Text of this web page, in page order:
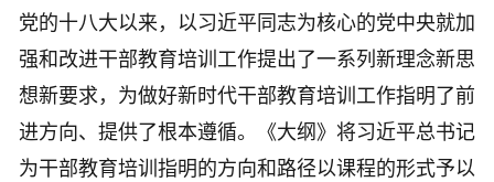
党的十八大以来，以习近平同志为核心的党中央就加
强和改进干部教育培训工作提出了一系列新理念新思
想新要求，为做好新时代干部教育培训工作指明了前
进方向、提供了根本遵循。《大纲》将习近平总书记
为干部教育培训指明的方向和路径以课程的形式予以